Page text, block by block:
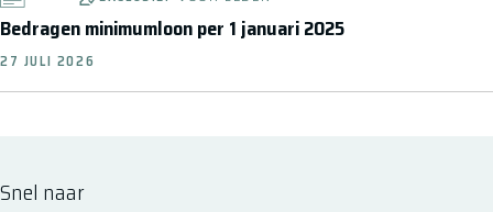
Bedragen minimumloon per 1 januari 2025
27 JULI 2026
Snel naar